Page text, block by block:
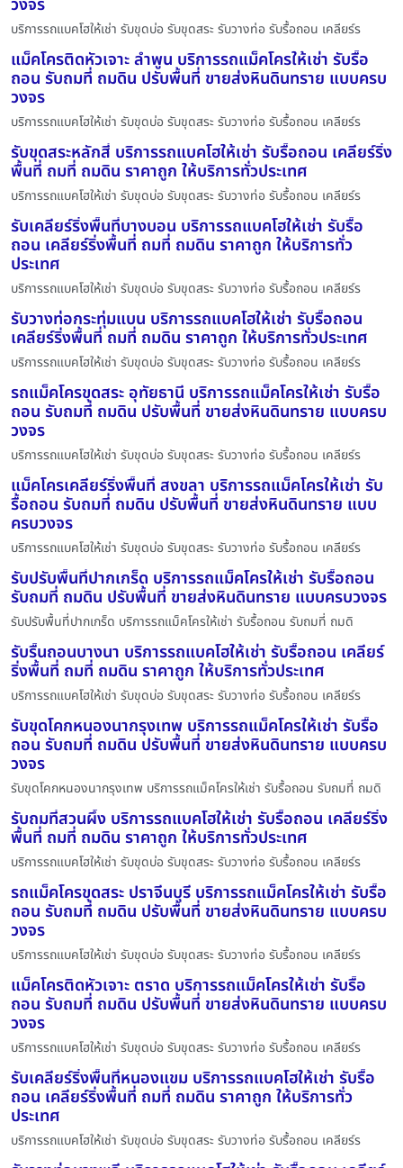
บริการรถแบคโฮให้เช่า รับขุดบ่อ รับขุดสระ รับวางท่อ รับรื้อถอน เคลียร์ร
แม็คโครติดหัวเจาะ ลำพูน บริการรถแม็คโครให้เช่า รับรื้อ
ถอน รับถมที่ ถมดิน ปรับพื้นที่ ขายส่งหินดินทราย แบบครบ
วงจร
บริการรถแบคโฮให้เช่า รับขุดบ่อ รับขุดสระ รับวางท่อ รับรื้อถอน เคลียร์ร
รับขุดสระหลักสี่ บริการรถแบคโฮให้เช่า รับรื้อถอน เคลียร์ริ่ง
พื้นที่ ถมที่ ถมดิน ราคาถูก ให้บริการทั่วประเทศ
บริการรถแบคโฮให้เช่า รับขุดบ่อ รับขุดสระ รับวางท่อ รับรื้อถอน เคลียร์ร
รับเคลียร์ริ่งพื้นที่บางบอน บริการรถแบคโฮให้เช่า รับรื้อ
ถอน เคลียร์ริ่งพื้นที่ ถมที่ ถมดิน ราคาถูก ให้บริการทั่ว
ประเทศ
บริการรถแบคโฮให้เช่า รับขุดบ่อ รับขุดสระ รับวางท่อ รับรื้อถอน เคลียร์ร
รับวางท่อกระทุ่มแบน บริการรถแบคโฮให้เช่า รับรื้อถอน
เคลียร์ริ่งพื้นที่ ถมที่ ถมดิน ราคาถูก ให้บริการทั่วประเทศ
บริการรถแบคโฮให้เช่า รับขุดบ่อ รับขุดสระ รับวางท่อ รับรื้อถอน เคลียร์ร
รถแม็คโครขุดสระ อุทัยธานี บริการรถแม็คโครให้เช่า รับรื้อ
ถอน รับถมที่ ถมดิน ปรับพื้นที่ ขายส่งหินดินทราย แบบครบ
วงจร
บริการรถแบคโฮให้เช่า รับขุดบ่อ รับขุดสระ รับวางท่อ รับรื้อถอน เคลียร์ร
แม็คโครเคลียร์ริ่งพื้นที่ สงขลา บริการรถแม็คโครให้เช่า รับ
รื้อถอน รับถมที่ ถมดิน ปรับพื้นที่ ขายส่งหินดินทราย แบบ
ครบวงจร
บริการรถแบคโฮให้เช่า รับขุดบ่อ รับขุดสระ รับวางท่อ รับรื้อถอน เคลียร์ร
รับปรับพื้นที่ปากเกร็ด บริการรถแม็คโครให้เช่า รับรื้อถอน
รับถมที่ ถมดิน ปรับพื้นที่ ขายส่งหินดินทราย แบบครบวงจร
รับปรับพื้นที่ปากเกร็ด บริการรถแม็คโครให้เช่า รับรื้อถอน รับถมที่ ถมดิ
รับรื้นถอนบางนา บริการรถแบคโฮให้เช่า รับรื้อถอน เคลียร์
ริ่งพื้นที่ ถมที่ ถมดิน ราคาถูก ให้บริการทั่วประเทศ
บริการรถแบคโฮให้เช่า รับขุดบ่อ รับขุดสระ รับวางท่อ รับรื้อถอน เคลียร์ร
รับขุดโคกหนองนากรุงเทพ บริการรถแม็คโครให้เช่า รับรื้อ
ถอน รับถมที่ ถมดิน ปรับพื้นที่ ขายส่งหินดินทราย แบบครบ
วงจร
รับขุดโคกหนองนากรุงเทพ บริการรถแม็คโครให้เช่า รับรื้อถอน รับถมที่ ถมดิ
รับถมที่สวนผึ้ง บริการรถแบคโฮให้เช่า รับรื้อถอน เคลียร์ริ่ง
พื้นที่ ถมที่ ถมดิน ราคาถูก ให้บริการทั่วประเทศ
บริการรถแบคโฮให้เช่า รับขุดบ่อ รับขุดสระ รับวางท่อ รับรื้อถอน เคลียร์ร
รถแม็คโครขุดสระ ปราจีนบุรี บริการรถแม็คโครให้เช่า รับรื้อ
ถอน รับถมที่ ถมดิน ปรับพื้นที่ ขายส่งหินดินทราย แบบครบ
วงจร
บริการรถแบคโฮให้เช่า รับขุดบ่อ รับขุดสระ รับวางท่อ รับรื้อถอน เคลียร์ร
แม็คโครติดหัวเจาะ ตราด บริการรถแม็คโครให้เช่า รับรื้อ
ถอน รับถมที่ ถมดิน ปรับพื้นที่ ขายส่งหินดินทราย แบบครบ
วงจร
บริการรถแบคโฮให้เช่า รับขุดบ่อ รับขุดสระ รับวางท่อ รับรื้อถอน เคลียร์ร
รับเคลียร์ริ่งพื้นที่หนองแขม บริการรถแบคโฮให้เช่า รับรื้อ
ถอน เคลียร์ริ่งพื้นที่ ถมที่ ถมดิน ราคาถูก ให้บริการทั่ว
ประเทศ
บริการรถแบคโฮให้เช่า รับขุดบ่อ รับขุดสระ รับวางท่อ รับรื้อถอน เคลียร์ร